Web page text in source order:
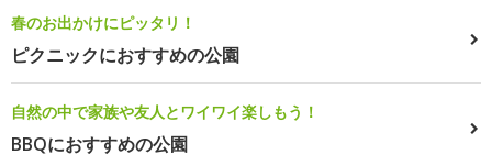
春のお出かけにピッタリ！
ピクニックにおすすめの公園
自然の中で家族や友人とワイワイ楽しもう！
BBQにおすすめの公園